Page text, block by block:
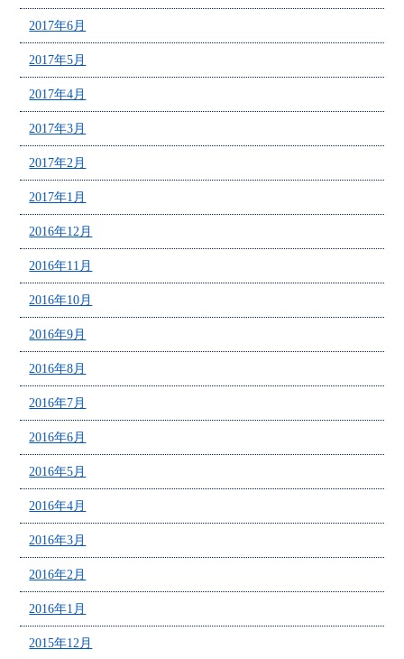
2017年6月
2017年5月
2017年4月
2017年3月
2017年2月
2017年1月
2016年12月
2016年11月
2016年10月
2016年9月
2016年8月
2016年7月
2016年6月
2016年5月
2016年4月
2016年3月
2016年2月
2016年1月
2015年12月